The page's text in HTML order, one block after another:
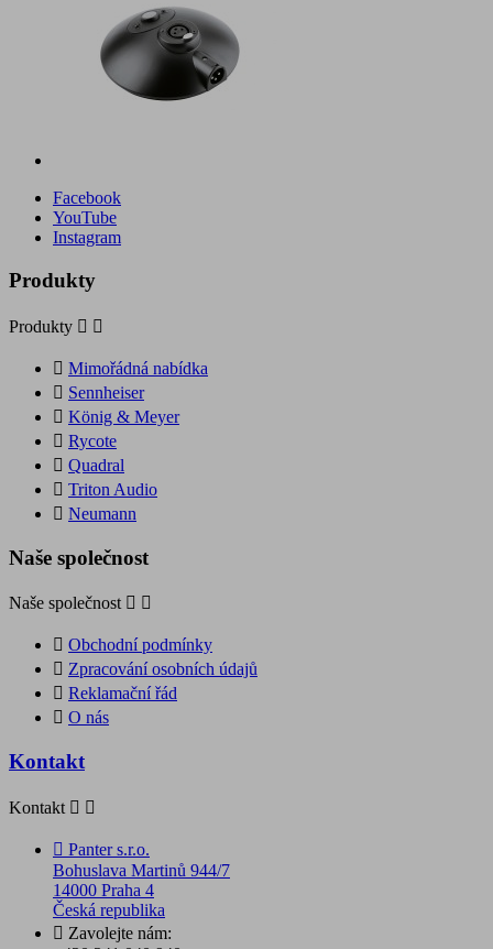
Facebook
YouTube
Instagram
Produkty
Produkty  
 Mimořádná nabídka
 Sennheiser
 König & Meyer
 Rycote
 Quadral
 Triton Audio
 Neumann
Naše společnost
Naše společnost  
 Obchodní podmínky
 Zpracování osobních údajů
 Reklamační řád
 O nás
Kontakt
Kontakt  
 Panter s.r.o.
Bohuslava Martinů 944/7
14000 Praha 4
Česká republika
 Zavolejte nám: